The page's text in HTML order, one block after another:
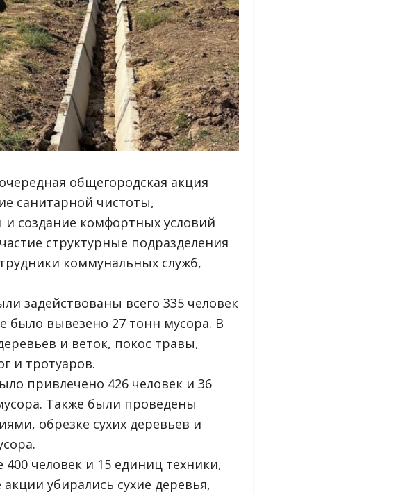
общегородская акция
санитарной чистоты,
создание комфортных условий
структурные подразделения
коммунальных служб,
задействованы всего 335 человек
было вывезено 27 тонн мусора. В
и веток, покос травы,
и тротуаров.
привлечено 426 человек и 36
Также были проведены
обрезке сухих деревьев и
человек и 15 единиц техники,
убирались сухие деревья,